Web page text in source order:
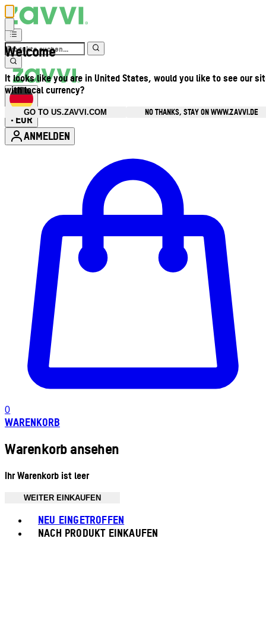
Welcome
It looks like you are in United States, would you like to see our
with local currency?
GO TO US.ZAVVI.COM
NO THANKS, STAY ON WWW.ZAVVI.DE
• EUR
ANMELDEN
0
WARENKORB
Warenkorb ansehen
Ihr Warenkorb ist leer
WEITER EINKAUFEN
NEU EINGETROFFEN
NACH PRODUKT EINKAUFEN